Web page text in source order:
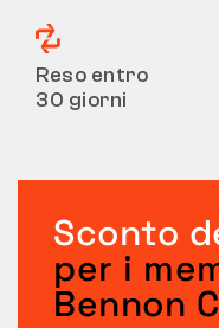
Reso entro
30 giorni
Sconto
per i
Bennon